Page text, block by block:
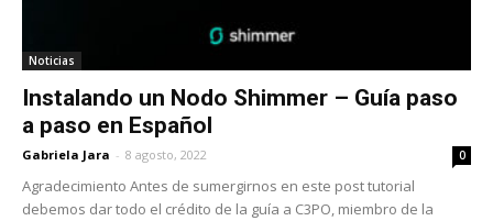
Noticias
Instalando un Nodo Shimmer – Guía paso
a paso en Español
Gabriela Jara - 8 agosto, 2022 0
Agradecimiento Antes de sumergirnos en este post tutorial
debemos dar todo el crédito de la guía a C3PO, miembro de la